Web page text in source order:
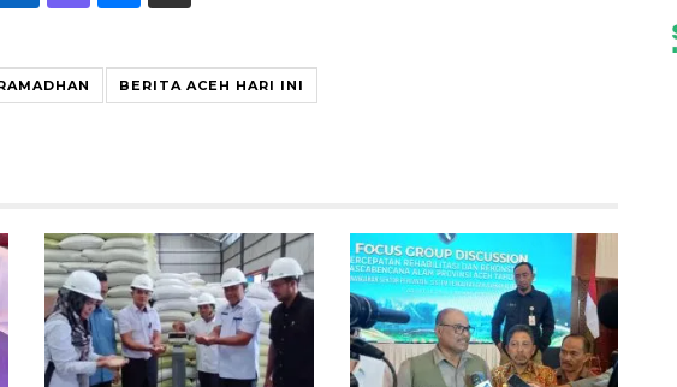
BERITA ACEH HARI INI